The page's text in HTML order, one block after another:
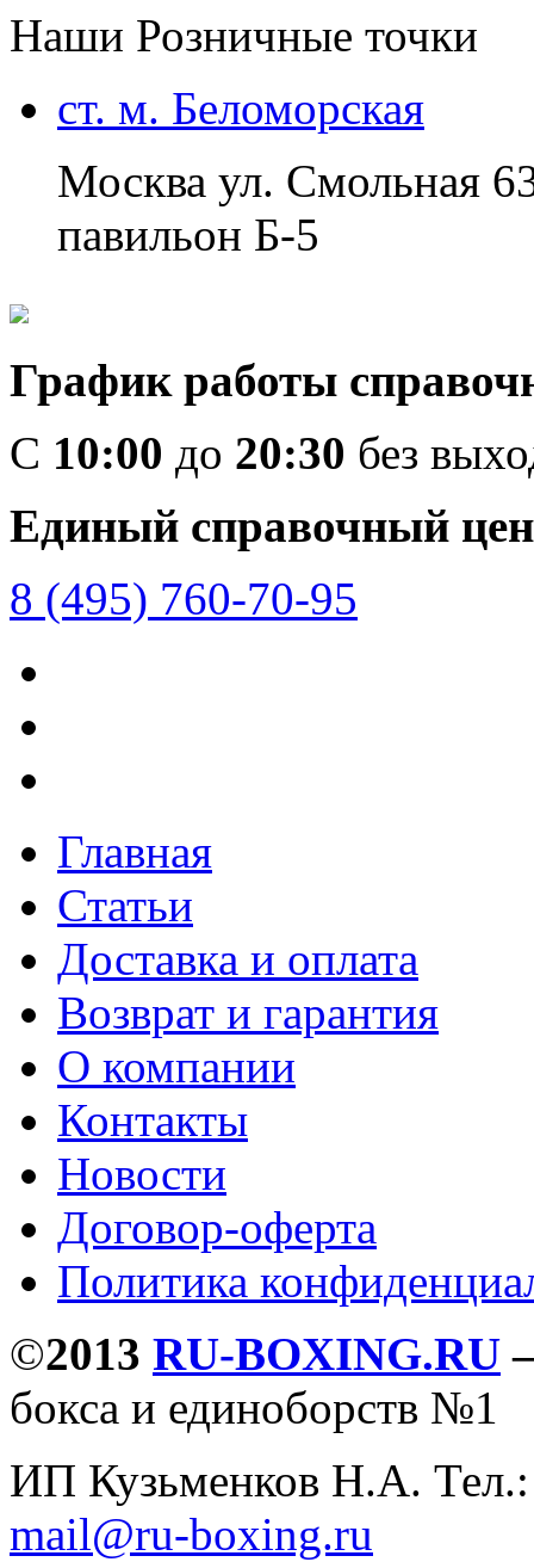
Наши Розничные точки
ст. м. Беломорская
Москва ул. Смольная
павильон Б-5
График работы
C 10:00 до 20:30 без
Единый справочный
8 (495) 760-70-95
Главная
Статьи
Доставка и оплата
Возврат и гарантия
О компании
Контакты
Новости
Договор-оферта
Политика
©2013 RU-BOXING.RU
бокса и единоборств №1
ИП Кузьменков Н.А.
mail@ru-boxing.ru